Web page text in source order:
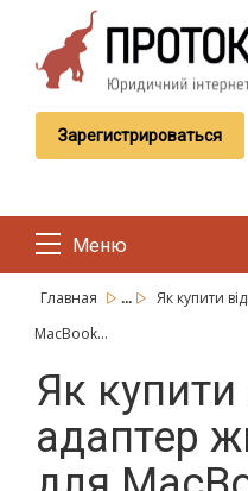
Зарегистрироваться
Меню
Главная ...
Як купити
MacBook...
Як купити
адаптер